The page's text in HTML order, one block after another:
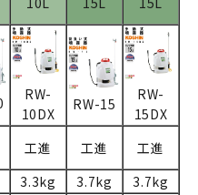
RW-
10DX
RW-15
RW-
15DX
工進 工進
工進
3.3kg 3.7kg
3.7kg